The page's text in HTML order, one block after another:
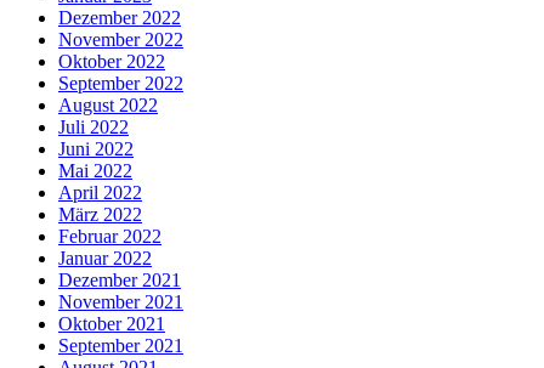
Dezember 2022
November 2022
Oktober 2022
September 2022
August 2022
Juli 2022
Juni 2022
Mai 2022
April 2022
März 2022
Februar 2022
Januar 2022
Dezember 2021
November 2021
Oktober 2021
September 2021